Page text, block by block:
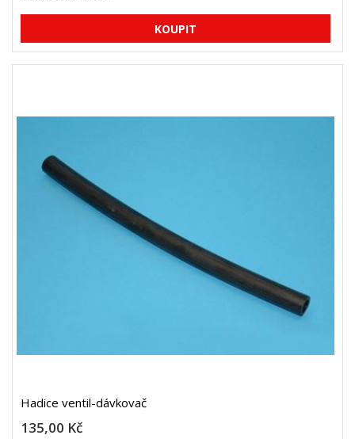
Hadice ventil-dávkovač
135,00 Kč